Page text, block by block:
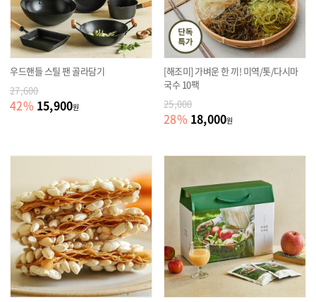
우드핸들 스틸 팬 골라담기
27,600
42% 15,900원
[해조미] 가벼운 한 끼! 미역/톳/다시마
국수 10팩
25,000
28% 18,000원